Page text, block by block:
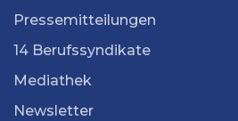
Pressemitteilungen
14 Berufssyndikate
Mediathek
Newsletter